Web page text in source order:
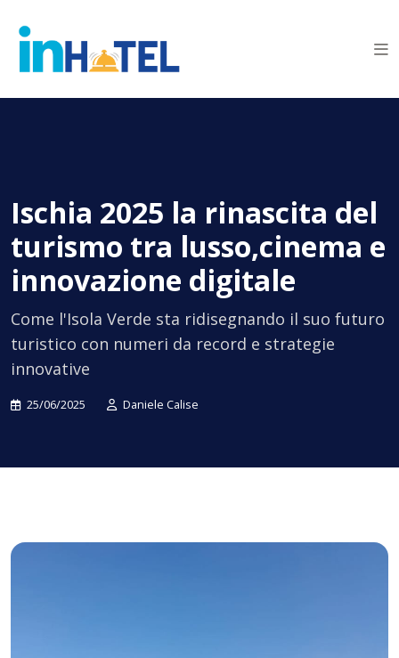
Ischia 2025 la rinascita del
turismo tra lusso,cinema e
innovazione digitale
Come l'Isola Verde sta ridisegnando il suo futuro
turistico con numeri da record e strategie
innovative
25/06/2025 Daniele Calise